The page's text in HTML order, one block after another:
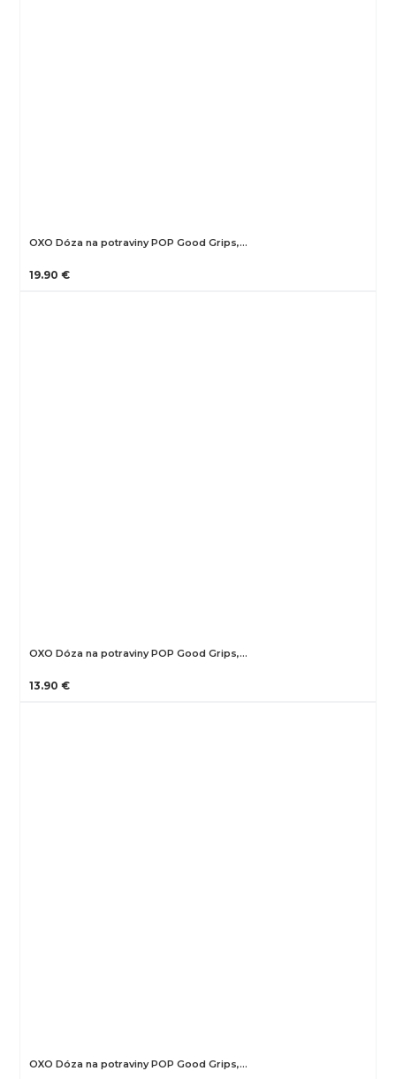
OXO Dóza na potraviny POP Good Grips,…
19.90 €
OXO Dóza na potraviny POP Good Grips,…
13.90 €
OXO Dóza na potraviny POP Good Grips,…